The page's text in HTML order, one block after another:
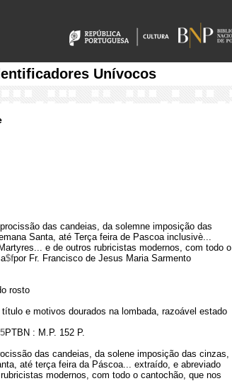
Unívocos
das candeias, da solemne imposição das
Santa, até Terça feira de Pascoa inclusivè...
e de outros rubricistas modernos, com todo o
$fpor Fr. Francisco de Jesus Maria Sarmento
rosto
e motivos dourados na lombada, razoável estado
PTBN : M.P. 152 P.
das candeias, da solene imposição das cinzas,
até terça feira da Páscoa... extraído, e abreviado
modernos, com todo o cantochão, que nos